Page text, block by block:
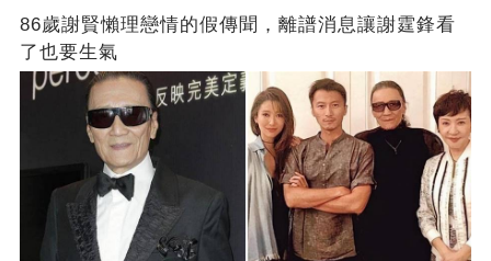
86歲謝賢懶理戀情的假傳聞，離譜消息讓謝霆鋒看
了也要生氣